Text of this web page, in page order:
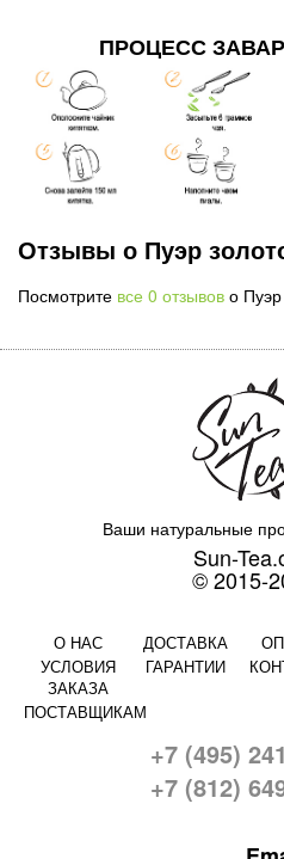
ПРОЦЕСС
Отзывы о Пуэр
Посмотрите все 0 отзывов о Пуэр
Ваши натуральные
Sun-
© 2015-
О НАС ДОСТАВКА
УСЛОВИЯ
ЗАКАЗА
ГАРАНТИИ
ПОСТАВЩИКАМ
+7 (495)
+7 (812)